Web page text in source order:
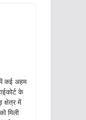
कई अहम